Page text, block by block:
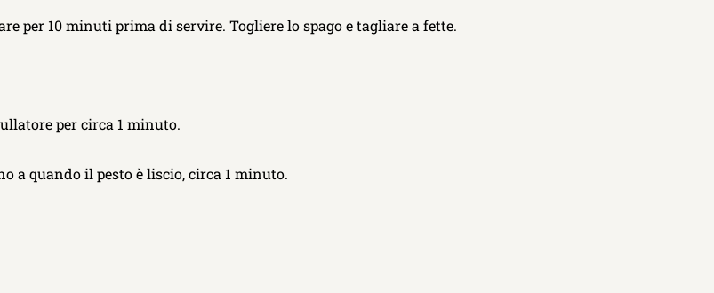
per 10 minuti prima di servire. Togliere lo spago e tagliare a fette.
per circa 1 minuto.
a quando il pesto è liscio, circa 1 minuto.